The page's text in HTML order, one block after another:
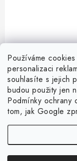
Používáme
personalizaci
souhlasíte s jejich
budou použity jen
Podmínky ochrany
tom, jak Google
Informace
O nás
Kontakty
Výměna, vrácení a
Služby
PetExpert - pojištění psů
Pujčení paddleboardu